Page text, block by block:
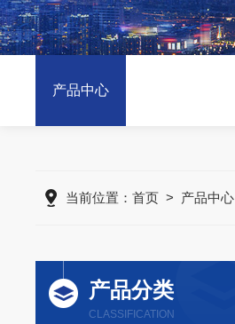
产品中心
当前位置：首页 > 产品中心
产品分类
CLASSIFICATION